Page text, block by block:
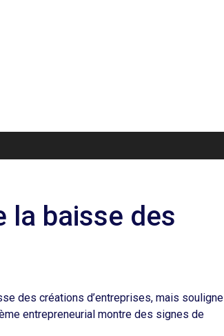
la baisse des
des créations d’entreprises, mais souligne
entrepreneurial montre des signes de